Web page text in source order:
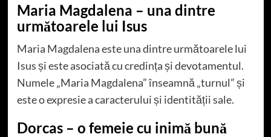
Maria Magdalena – una dintre
următoarele lui Isus
Maria Magdalena este una dintre următoarele lui
Isus și este asociată cu credința și devotamentul.
Numele „Maria Magdalena” înseamnă „turnul” și
este o expresie a caracterului și identității sale.
Dorcas – o femeie cu inimă bună